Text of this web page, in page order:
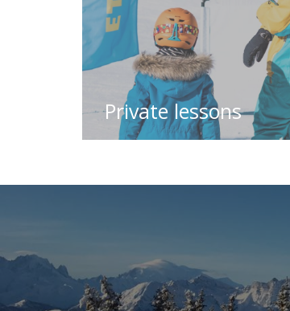
Private lessons